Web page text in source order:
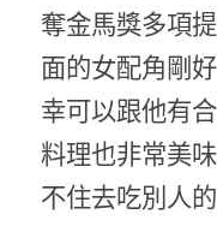
奪金馬獎多項
面的女配角剛
幸可以跟他有
料理也非常美
不住去吃別人的